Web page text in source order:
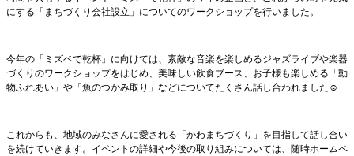
にする「まちづくり会社設立」についてのワークショップを行いました。
今年の「ミズベで乾杯」に向けては、素敵な音楽を楽しめるジャズライブや楽器
づくりのワークショップをはじめ、美味しい飲食ブース、お子様も楽しめる「動
物ふれあい」や「魚のつかみ取り」などについてたくさん話し合われました☺
これからも、地域のみなさんに愛される「かわまちづくり」を目指して話し合い
を続けていきます。イベントの詳細や今後の取り組みについては、随時ホームペ